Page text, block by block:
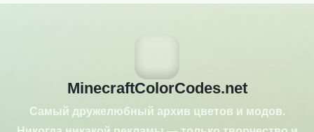
MinecraftColorCodes.net
Самый дружелюбный архив цветов и модов.